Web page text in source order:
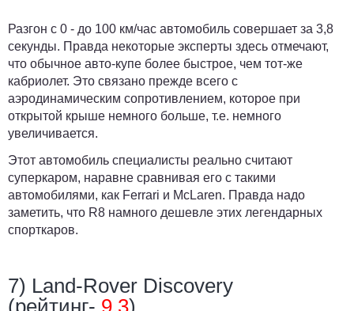
Разгон с 0 - до 100 км/час автомобиль совершает за 3,8
секунды. Правда некоторые эксперты здесь отмечают,
что обычное авто-купе более быстрое, чем тот-же
кабриолет. Это связано прежде всего с
аэродинамическим сопротивлением, которое при
открытой крыше немного больше, т.е. немного
увеличивается.
Этот автомобиль специалисты реально считают
суперкаром, наравне сравнивая его с такими
автомобилями, как Ferrari и McLaren. Правда надо
заметить, что R8 намного дешевле этих легендарных
спорткаров.
7) Land-Rover Discovery
(рейтинг- 9,3)